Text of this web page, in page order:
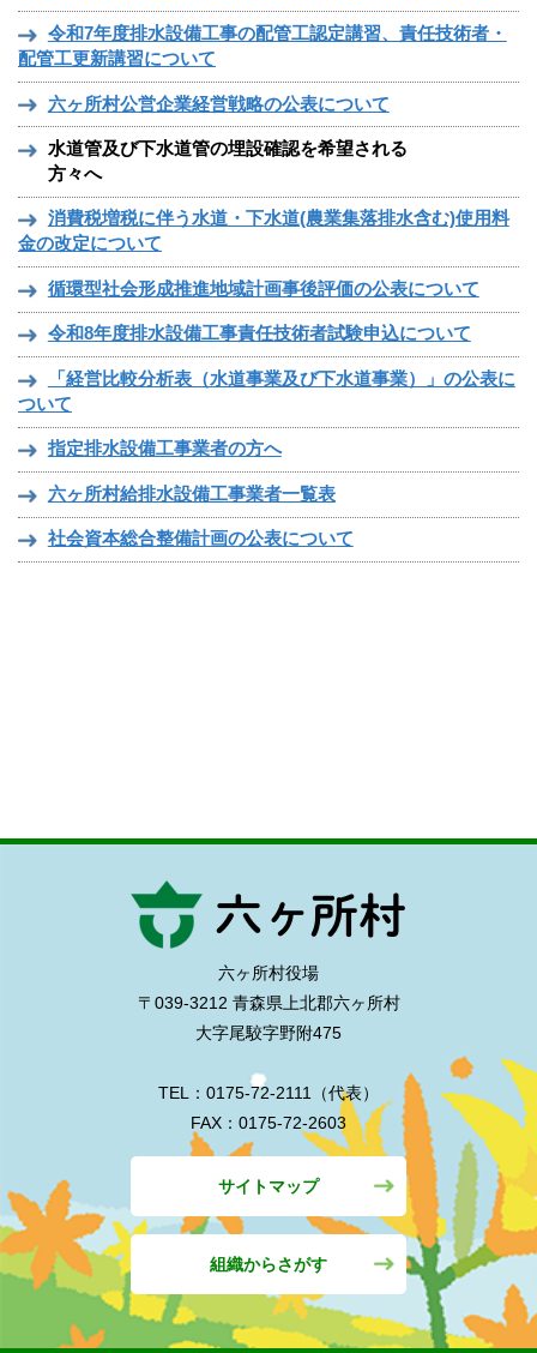
令和7年度排水設備工事の配管工認定講習、責任技術者・
配管工更新講習について
六ヶ所村公営企業経営戦略の公表について
水道管及び下水道管の埋設確認を希望される
方々へ
消費税増税に伴う水道・下水道(農業集落排水含む)使用料
金の改定について
循環型社会形成推進地域計画事後評価の公表について
令和8年度排水設備工事責任技術者試験申込について
「経営比較分析表（水道事業及び下水道事業）」の公表に
ついて
指定排水設備工事業者の方へ
六ヶ所村給排水設備工事業者一覧表
社会資本総合整備計画の公表について
六ヶ所村役場
〒039-3212 青森県上北郡六ヶ所村
大字尾駮字野附475
TEL：0175-72-2111（代表）
FAX：0175-72-2603
サイトマップ
組織からさがす